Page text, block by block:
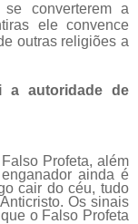
converterem a
ele convence
outras religiões a
a autoridade de
Profeta, além
ainda é
cair do céu, tudo
Os sinais
o Falso Profeta